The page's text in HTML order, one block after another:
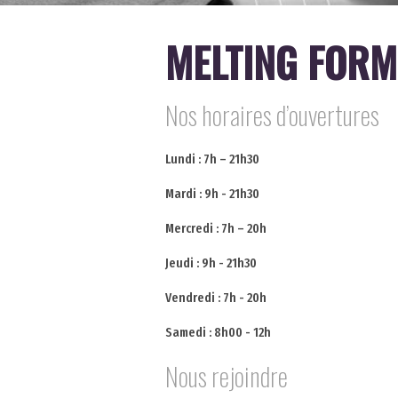
MELTING
Nos horaires d’ouvertures
Lundi : 7h – 21h30
Mardi : 9h - 21h30
Mercredi : 7h – 20h
Jeudi : 9h - 21h30
Vendredi : 7h - 20h
Samedi : 8h00 - 12h
Nous rejoindre